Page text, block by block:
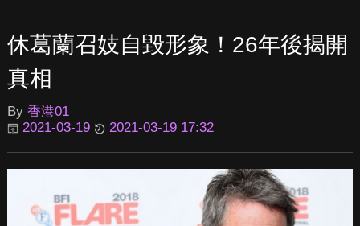
休葛蘭召妓自毀形象！26年後揭開
真相
By 香港01
2021-03-19
2021-03-19 17:32